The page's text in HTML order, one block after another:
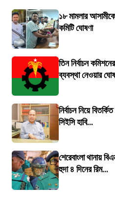
১৮ মামলার
কমিটি ঘোষণা
তিন নির্বাচন
ব্যবস্থা নেওয়ার
নির্বাচন নিয়ে
সিইসি হাবি...
শেরেবাংলা থানায়
হুদা ৪ দিনের রিম...